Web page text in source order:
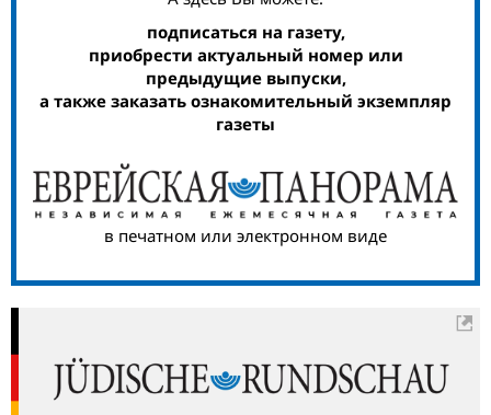
подписаться на газету,
приобрести актуальный номер или
предыдущие выпуски,
а также заказать ознакомительный экземпляр
газеты
в печатном или электронном виде